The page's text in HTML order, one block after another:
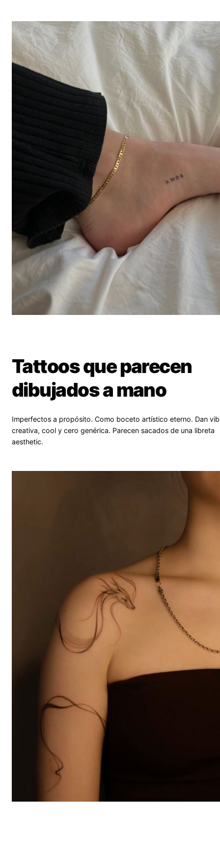
Tattoos que parecen
dibujados a mano
Imperfectos a propósito. Como boceto artístico eterno. Dan
creativa, cool y cero genérica. Parecen sacados de una libreta
aesthetic.